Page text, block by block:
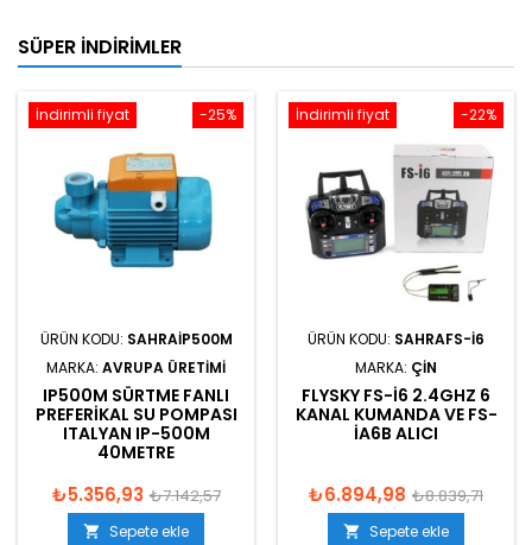
SÜPER İNDIRIMLER
-25%
İndirimli fiyat
ÜRÜN KODU: SAHRAIP500M
MARKA: AVRUPA ÜRETIMI
IP500M SÜRTME FANLI
PREFERIKAL SU POMPASI
ITALYAN IP-500M
40METRE
₺5.356,93 ₺7.142,57
 Sepete ekle
-22%
İndirimli fiyat
ÜRÜN KODU: SAHRAFS-I6
MARKA: ÇIN
FLYSKY FS-I6 2.4GHZ 6
KANAL KUMANDA VE FS-
IA6B ALICI
₺6.894,98 ₺8.839,71
 Sepete ekle